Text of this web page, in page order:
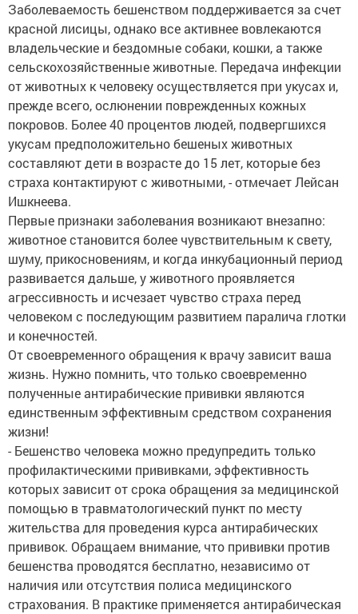
Заболеваемость бешенством поддерживается за счет
красной лисицы, однако все активнее вовлекаются
владельческие и бездомные собаки, кошки, а также
сельскохозяйственные животные. Передача инфекции
от животных к человеку осуществляется при укусах и,
прежде всего, ослюнении поврежденных кожных
покровов. Более 40 процентов людей, подвергшихся
укусам предположительно бешеных животных
составляют дети в возрасте до 15 лет, которые без
страха контактируют с животными, - отмечает Лейсан
Ишкнеева.
Первые признаки заболевания возникают внезапно:
животное становится более чувствительным к свету,
шуму, прикосновениям, и когда инкубационный период
развивается дальше, у животного проявляется
агрессивность и исчезает чувство страха перед
человеком с последующим развитием паралича глотки
и конечностей.
От своевременного обращения к врачу зависит ваша
жизнь. Нужно помнить, что только своевременно
полученные антирабические прививки являются
единственным эффективным средством сохранения
жизни!
- Бешенство человека можно предупредить только
профилактическими прививками, эффективность
которых зависит от срока обращения за медицинской
помощью в травматологический пункт по месту
жительства для проведения курса антирабических
прививок. Обращаем внимание, что прививки против
бешенства проводятся бесплатно, независимо от
наличия или отсутствия полиса медицинского
страхования. В практике применяется антирабическая